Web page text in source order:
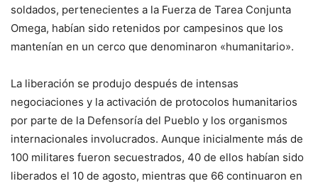
soldados, pertenecientes a la Fuerza de Tarea Conjunta
Omega, habían sido retenidos por campesinos que los
mantenían en un cerco que denominaron «humanitario».
La liberación se produjo después de intensas
negociaciones y la activación de protocolos humanitarios
por parte de la Defensoría del Pueblo y los organismos
internacionales involucrados. Aunque inicialmente más de
100 militares fueron secuestrados, 40 de ellos habían sido
liberados el 10 de agosto, mientras que 66 continuaron en